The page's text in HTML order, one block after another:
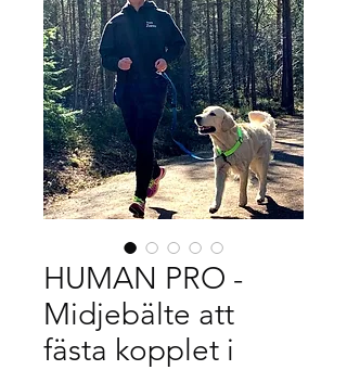
HUMAN PRO -
Midjebälte att
fästa kopplet i